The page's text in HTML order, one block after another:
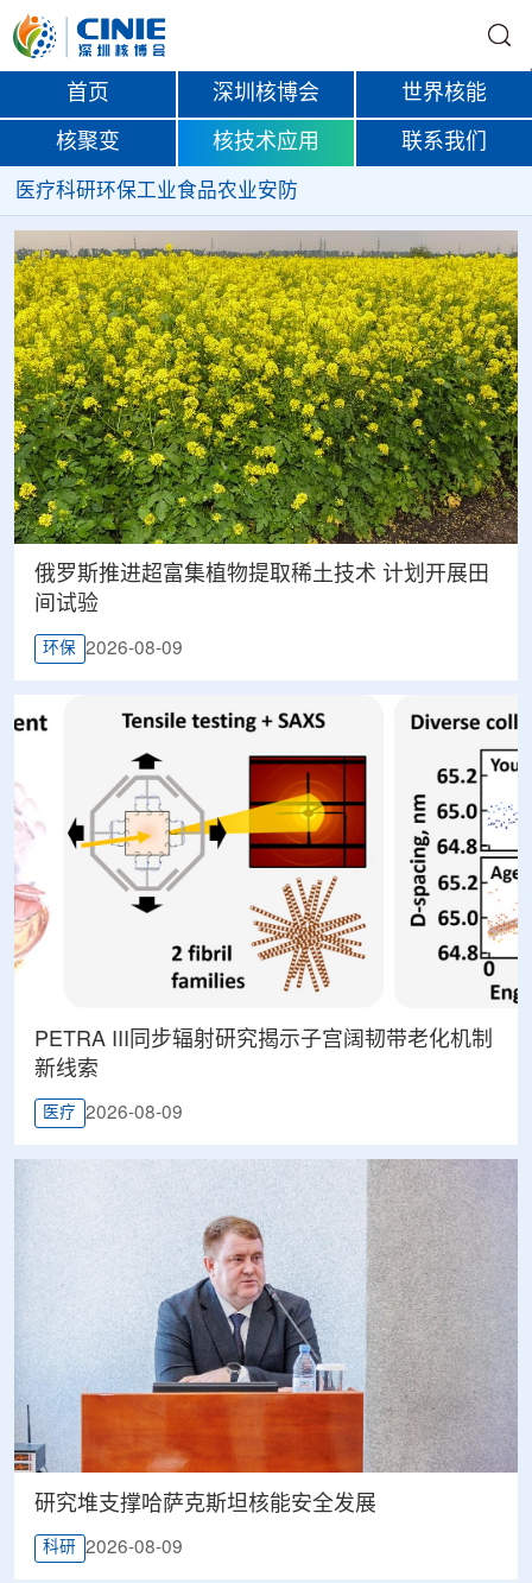
首页 深圳核博会 世界核能
核聚变 核技术应用 联系我们
医疗科研环保工业食品农业安防
俄罗斯推进超富集植物提取稀土技术 计划开展田
间试验
环保 2026-08-09
PETRA III同步辐射研究揭示子宫阔韧带老化机制
新线索
医疗 2026-08-09
研究堆支撑哈萨克斯坦核能安全发展
科研 2026-08-09